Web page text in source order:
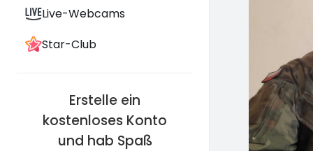
Live-Webcams
Star-Club
Erstelle ein
kostenloses Konto
und hab Spaß